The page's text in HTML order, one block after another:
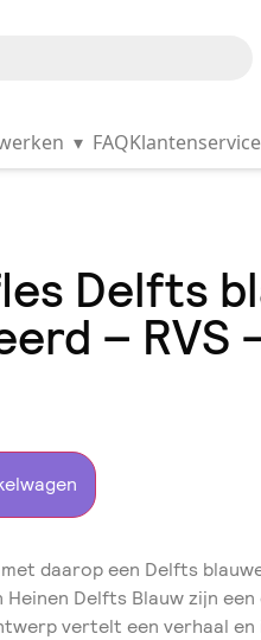
▾ FAQKlantenservice
Delfts
– RVS
daarop een Delfts
Delfts Blauw zijn
vertelt een verhaal